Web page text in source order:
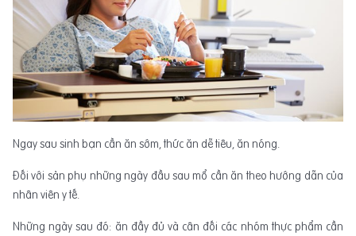
Ngay sau sinh bạn cần ăn sớm, thức ăn dễ tiêu, ăn nóng.
Đối với sản phụ những ngày đầu sau mổ cần ăn theo hướng dẫn của
nhân viên y tế.
Những ngày sau đó: ăn đầy đủ và cân đối các nhóm thực phẩm cần